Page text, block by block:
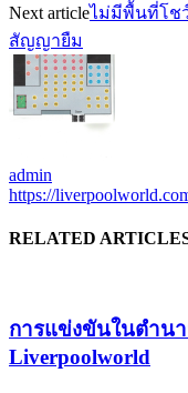
Next articleไม่มีพื้นที่โช
สัญญายืม
admin
https://
RELATED
การแข่งขันในตำน
Liverpoolworld